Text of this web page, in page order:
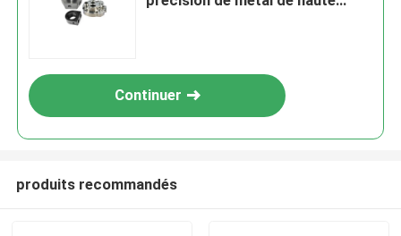
Continuer
produits recommandés